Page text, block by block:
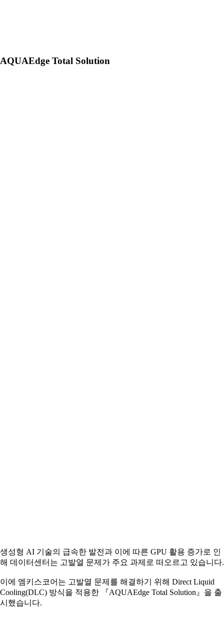
AQUAEdge Total Solution
생성형 AI 기술의 급속한 발전과 이에 따른 GPU 활용 증가로 인
해 데이터센터는 고발열 문제가 주요 과제로 떠오르고 있습니다.
이에 엠키스코어는 고발열 문제를 해결하기 위해 Direct Liquid
Cooling(DLC) 방식을 적용한 『AQUAEdge Total Solution』을 출
시했습니다.